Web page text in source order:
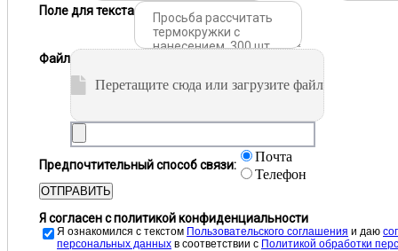
Поле для текста
Файл
Перетащите сюда или загрузите файл
Предпочтительный способ связи:
Почта
Телефон
ОТПРАВИТЬ
Я согласен с политикой конфиденциальности
Я ознакомился с текстом Пользовательского соглашения и даю
персональных данных в соответствии с Политикой обработки